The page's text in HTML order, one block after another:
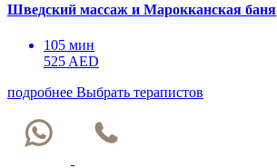
Шведский массаж и Марокканская баня
105 мин
525 AED
подробнее Выбрать терапистов